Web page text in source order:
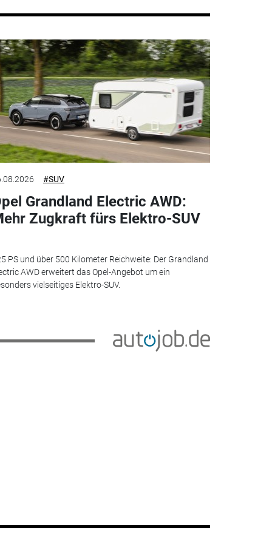
#SUV
Grandland Electric AWD:
Zugkraft fürs Elektro-SUV
PS und über 500 Kilometer Reichweite: Der Grandland
AWD erweitert das Opel-Angebot um ein
vielseitiges Elektro-SUV.